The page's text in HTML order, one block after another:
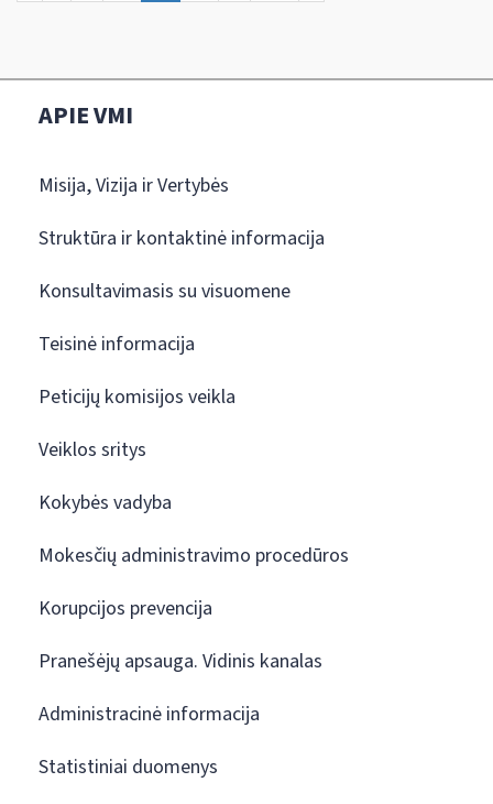
APIE VMI
Misija, Vizija ir Vertybės
Struktūra ir kontaktinė informacija
Konsultavimasis su visuomene
Teisinė informacija
Peticijų komisijos veikla
Veiklos sritys
Kokybės vadyba
Mokesčių administravimo procedūros
Korupcijos prevencija
Pranešėjų apsauga. Vidinis kanalas
Administracinė informacija
Statistiniai duomenys